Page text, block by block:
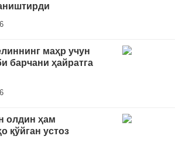
маҳр учун
барчани ҳайратга
олдин ҳам
қўйган устоз